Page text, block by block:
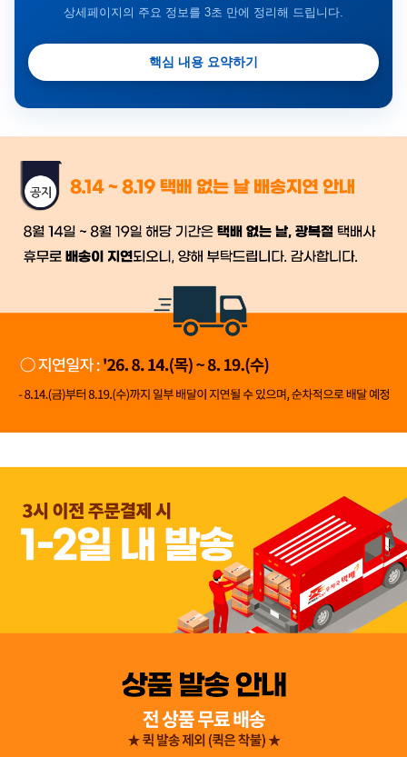
상세페이지의 주요 정보를 3초 만에 정리해 드립니다.
핵심 내용 요약하기
금일 시세가 적용
배송
시작 후 환불이 불가